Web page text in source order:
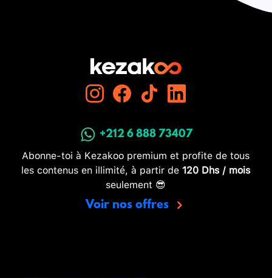
+212 6 888 73407
Abonne-toi à Kezakoo premium et profite de tous
les contenus en illimité, à partir de 120 Dhs / mois
seulement 😎
Voir nos offres